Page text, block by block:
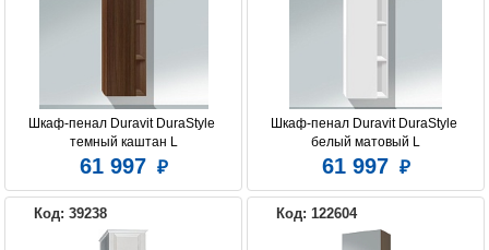
Шкаф-пенал Duravit DuraStyle
темный каштан L
61 997
Шкаф-пенал Duravit DuraStyle
белый матовый L
61 997
Код: 39238 Код: 122604